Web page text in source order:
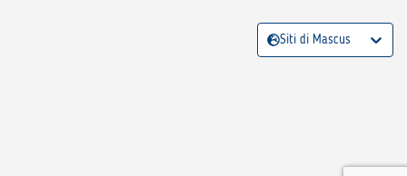
Siti di Mascus